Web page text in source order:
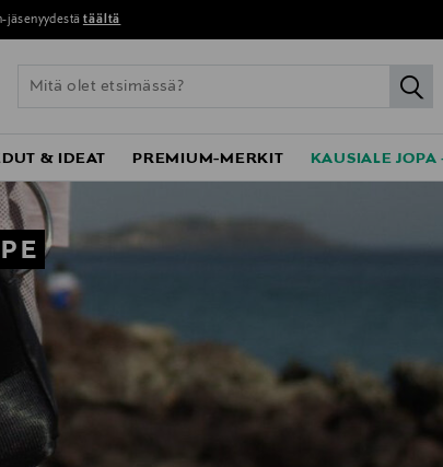
jäsenyydestä täältä
& IDEAT PREMIUM-MERKIT KAUSIALE JOPA